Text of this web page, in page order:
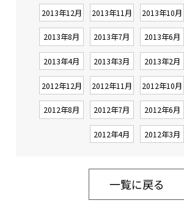
2013年12月 2013年11月 2013年10月
2013年8月 2013年7月 2013年6月
2013年4月 2013年3月 2013年2月
2012年12月 2012年11月 2012年10月
2012年8月 2012年7月 2012年6月
2012年4月 2012年3月
一覧に戻る